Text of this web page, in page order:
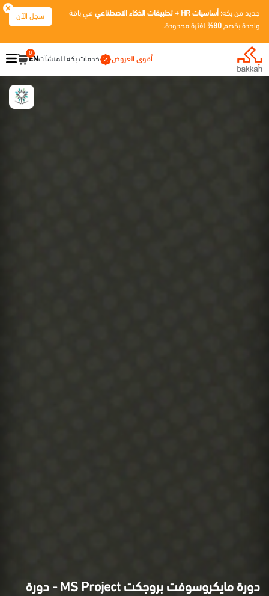
جديد من بكه: أساسيات HR + تطبيقات الذكاء الاصطناعي
في باقة
واحدة بخصم 80% لفترة محدودة.
سجل الآن
أقوى العروض خدمات بكه للمنشآتEN
0
دورة مايكروسوفت بروجكت MS Project - دورة